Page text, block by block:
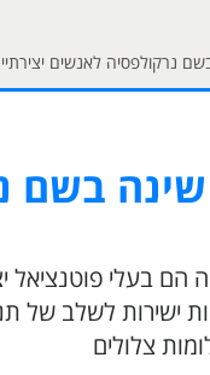
נרקולפסיה לאנשים
בשם
בעלי פוטנציאל
ישירות לשלב של
צלולים